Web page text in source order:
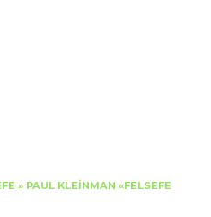
» PAUL KLEINMAN «FELSEFE